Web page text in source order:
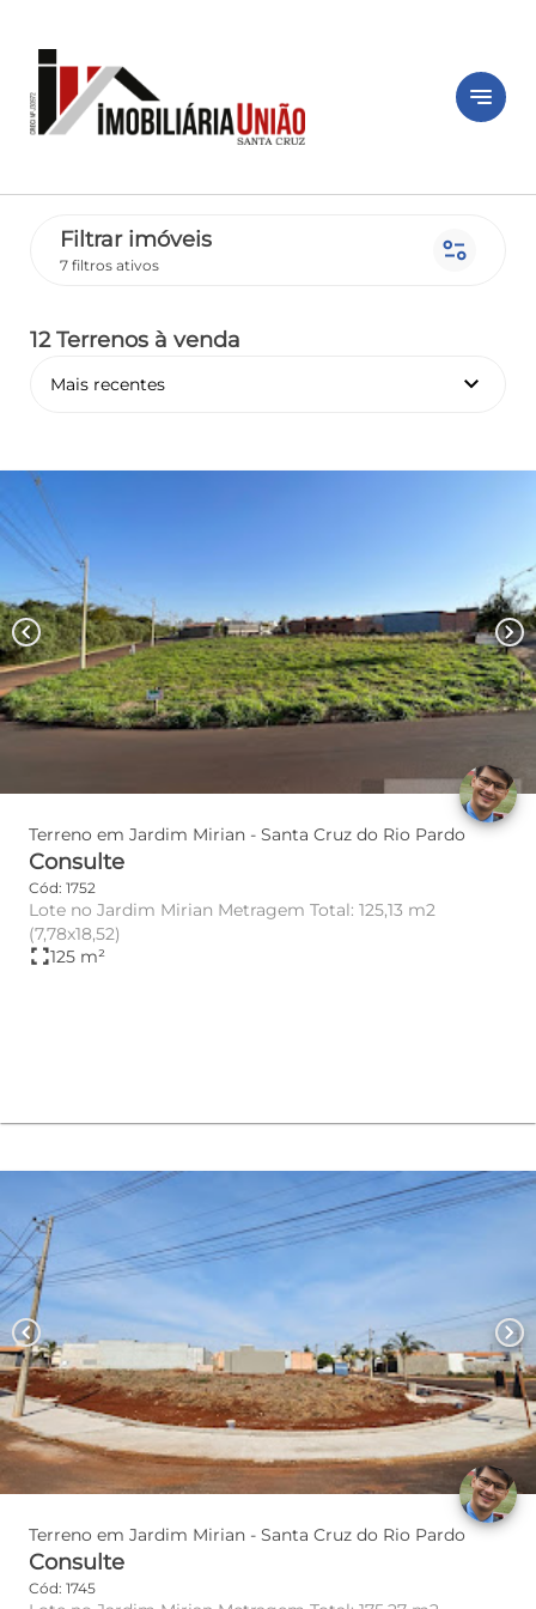
notes
Filtrar imóveis
7 filtros ativos page_info
12 Terrenos à venda
Mais recentes keyboard_arrow_down
chevron_left chevron_right
Terreno em Jardim Mirian - Santa Cruz do Rio Pardo
Consulte
Cód: 1752
Lote no Jardim Mirian Metragem Total: 125,13 m2
(7,78x18,52)
fullscreen125 m²
chevron_left chevron_right
Terreno em Jardim Mirian - Santa Cruz do Rio Pardo
Consulte
Cód: 1745